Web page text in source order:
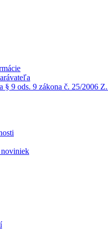
§ 9 ods. 9 zákona č. 25/2006
noviniek